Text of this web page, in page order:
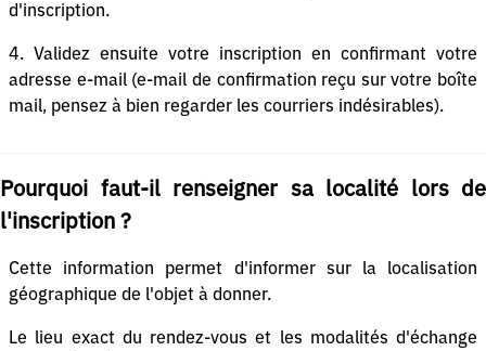
d'inscription.
4. Validez ensuite votre inscription en confirmant votre
adresse e-mail (e-mail de confirmation reçu sur votre boîte
mail, pensez à bien regarder les courriers indésirables).
Pourquoi faut-il renseigner sa localité lors de
l'inscription ?
Cette information permet d'informer sur la localisation
géographique de l'objet à donner.
Le lieu exact du rendez-vous et les modalités d'échange